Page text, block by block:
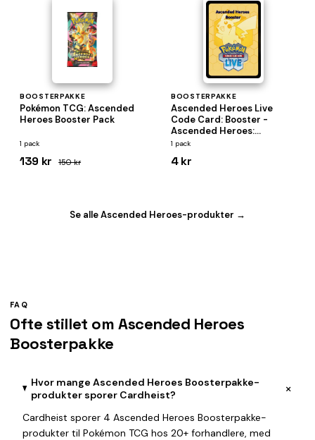
BOOSTERPAKKE
Pokémon TCG: Ascended
Heroes Booster Pack
1 pack
139 kr 150 kr
BOOSTERPAKKE
Ascended Heroes Live
Code Card: Booster -
Ascended Heroes:
Additionals (Online Code
1 pack
4 kr
Se alle Ascended Heroes-produkter →
FAQ
Ofte stillet om Ascended Heroes
Boosterpakke
Hvor mange Ascended Heroes Boosterpakke-
produkter sporer Cardheist?
+
Cardheist sporer 4 Ascended Heroes Boosterpakke-
produkter til Pokémon TCG hos 20+ forhandlere, med